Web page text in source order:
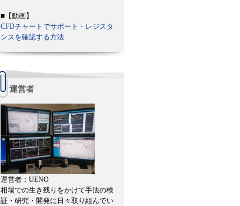
■【動画】
CFDチャートでサポート・レジスタ
ンスを確認する方法
運営者
運営者：UENO
相場での生き残りをかけて手法の検
証・研究・開発に日々取り組んでい